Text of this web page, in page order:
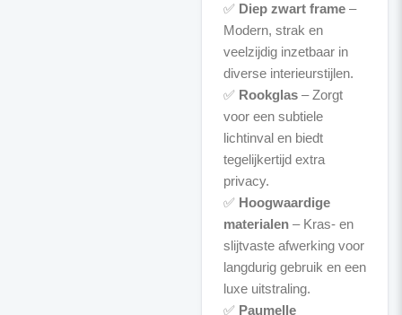
✅ Diep zwart frame–
Modern, strak en
veelzijdig inzetbaar in
diverse interieurstijlen.
✅ Rookglas– Zorgt
voor een subtiele
lichtinval en biedt
tegelijkertijd extra
privacy.
✅ Hoogwaardige
materialen– Kras- en
slijtvaste afwerking voor
langdurig gebruik en een
luxe uitstraling.
✅ Paumelle